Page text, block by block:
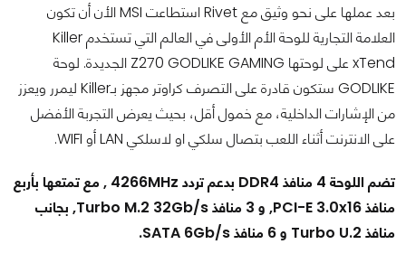
بعد عملها على نحو وثيق مع Rivet استطاعت MSI الأن أن تكون
العلامة التجارية للوحة الأم الأولى في العالم التي تستخدم Killer
xTend على لوحتها Z270 GODLIKE GAMING الجديدة. لوحة
GODLIKE ستكون قادرة على التصرف كراوتر مجهز بـKiller ليمرر ويعزز
من الإشارات الداخلية، مع خمول أقل، بحيث يعرض التجربة الأفضل
على الانترنت أثناء اللعب بتصال سلكي او لاسلكي LAN أو WIFI.
تضم اللوحة 4 منافذ DDR4 بدعم تردد 4266MHz , مع تمتعها بأربع
منافذ PCI-E 3.0x16, و 3 منافذ Turbo M.2 32Gb/s, بجانب
منافذ Turbo U.2 و 6 منافذ SATA 6Gb/s.